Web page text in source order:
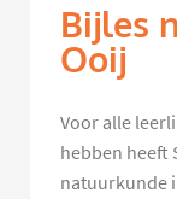
Bijles
Ooij
Voor alle
hebben heeft
natuurkunde